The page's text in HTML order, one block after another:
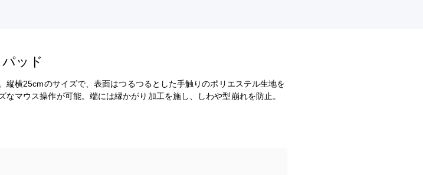
ッド
横25cmのサイズで、表面はつるつるとした手触りのポリエステル生地を
マウス操作が可能。端には縁かがり加工を施し、しわや型崩れを防止。